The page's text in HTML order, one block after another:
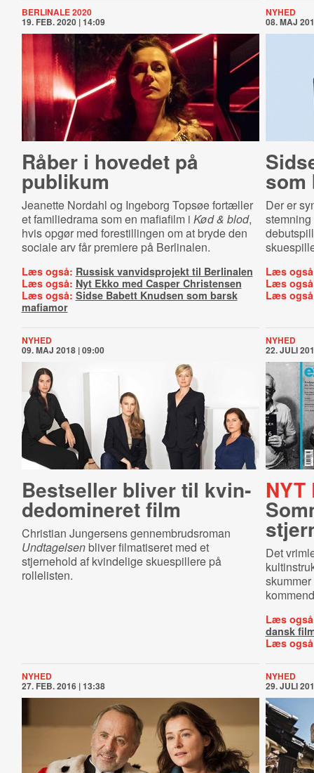
BERLINALE 2020
19. FEB. 2020 | 14:09
Råber i hovedet på
publikum
Jeanette Nordahl og Ingeborg Topsøe fortæller
et familiedrama som en mafiafilm i Kød & blod,
hvis opgør med forestillingen om at bryde den
sociale arv får premiere på Berlinalen.
Læs også: Russisk vanvidsprojekt til Berlinalen
Læs også: Nyt Ekko med Casper Christensen
Læs også: Sidse Babett Knudsen som barsk
mafiamor
NYHED
08. MAJ
som
Der er
Læs
Læs
Læs
NYHED
09. MAJ 2018 | 09:00
Bestseller bliver til kvin­
de­do­mi­ne­ret film
Christian Jungersens gennembrudsroman
Undtagelsen bliver filmatiseret med et
stjernehold af kvindelige skuespillere på
rollelisten.
NYHED
22. JULI
NYT
Det
Læs
dansk
Læs
NYHED
27. FEB. 2016 | 13:38
NYHED
29. JULI